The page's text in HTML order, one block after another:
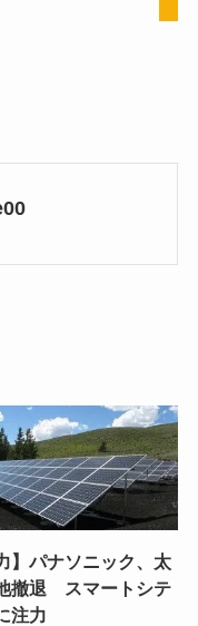
】パナソニック、太
撤退 スマートシテ
注力